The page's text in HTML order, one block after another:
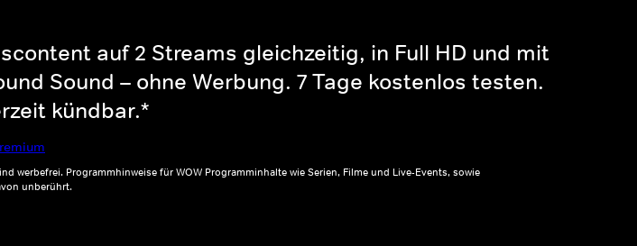
auf 2 Streams gleichzeitig, in Full HD und mit
Sound – ohne Werbung. 7 Tage kostenlos testen.
kündbar.*
werbefrei. Programmhinweise für WOW Programminhalte wie Serien, Filme und Live-Events, sowie
unberührt.